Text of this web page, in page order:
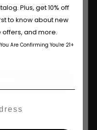
Voor
Or Over?
is reserved for
Terms & Conditions.
confirm you are 18
Plus, get 10% off
to know about new
and more.
Are Confirming You're 21+